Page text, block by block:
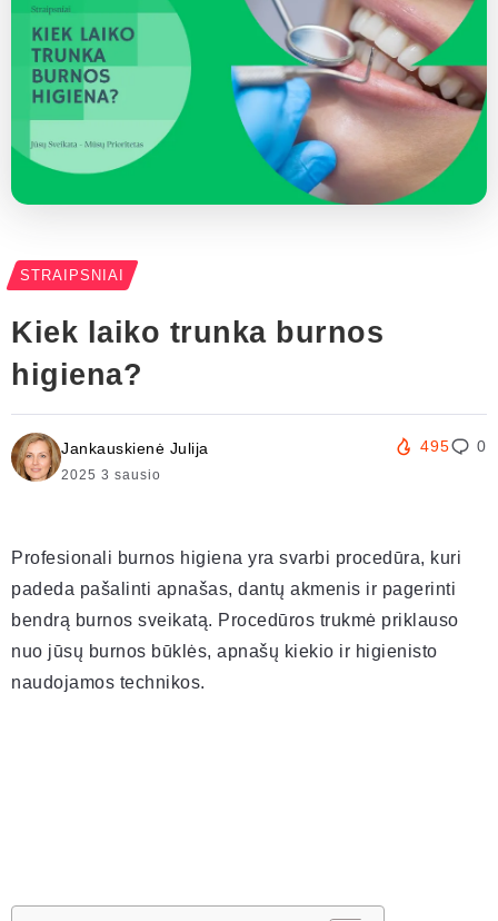
STRAIPSNIAI
Kiek laiko trunka burnos
higiena?
Jankauskienė Julija
2025 3 sausio
495 0
Profesionali burnos higiena yra svarbi procedūra, kuri
padeda pašalinti apnašas, dantų akmenis ir pagerinti
bendrą burnos sveikatą. Procedūros trukmė priklauso
nuo jūsų burnos būklės, apnašų kiekio ir higienisto
naudojamos technikos.